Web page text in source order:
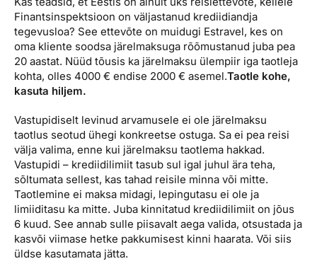
Reisitarvete e-pood
Airalo eSIM
Reisija meelespea
Kuldkaart
Platinum Club
Püsisoodustused
Boonuspunktid
Meist
Ettevõttest, kontaktid, reisikonsultandi teenus, tule
tööle, uudised...
Ettevõttest
Reisikonsultandi teenus
Tule tööle
Uudised
Finantsinspektsioon on väljastanud krediidiandja
tegevusloa? See ettevõte on muidugi Estravel, kes on
oma kliente soodsa järelmaksuga rõõmustanud juba pea
20 aastat. Nüüd tõusis ka järelmaksu ülempiir iga taotleja
kohta, olles 4000 € endise 2000 € asemel.Taotle kohe,
kasuta hiljem.
Vastupidiselt levinud arvamusele ei ole järelmaksu
taotlus seotud ühegi konkreetse ostuga. Sa ei pea reisi
välja valima, enne kui järelmaksu taotlema hakkad.
Vastupidi – krediidilimiit tasub sul igal juhul ära teha,
sõltumata sellest, kas tahad reisile minna või mitte.
Taotlemine ei maksa midagi, lepingutasu ei ole ja
limiiditasu ka mitte. Juba kinnitatud krediidilimiit on jõus
6 kuud. See annab sulle piisavalt aega valida, otsustada ja
kasvõi viimase hetke pakkumisest kinni haarata. Või siis
üldse kasutamata jätta.